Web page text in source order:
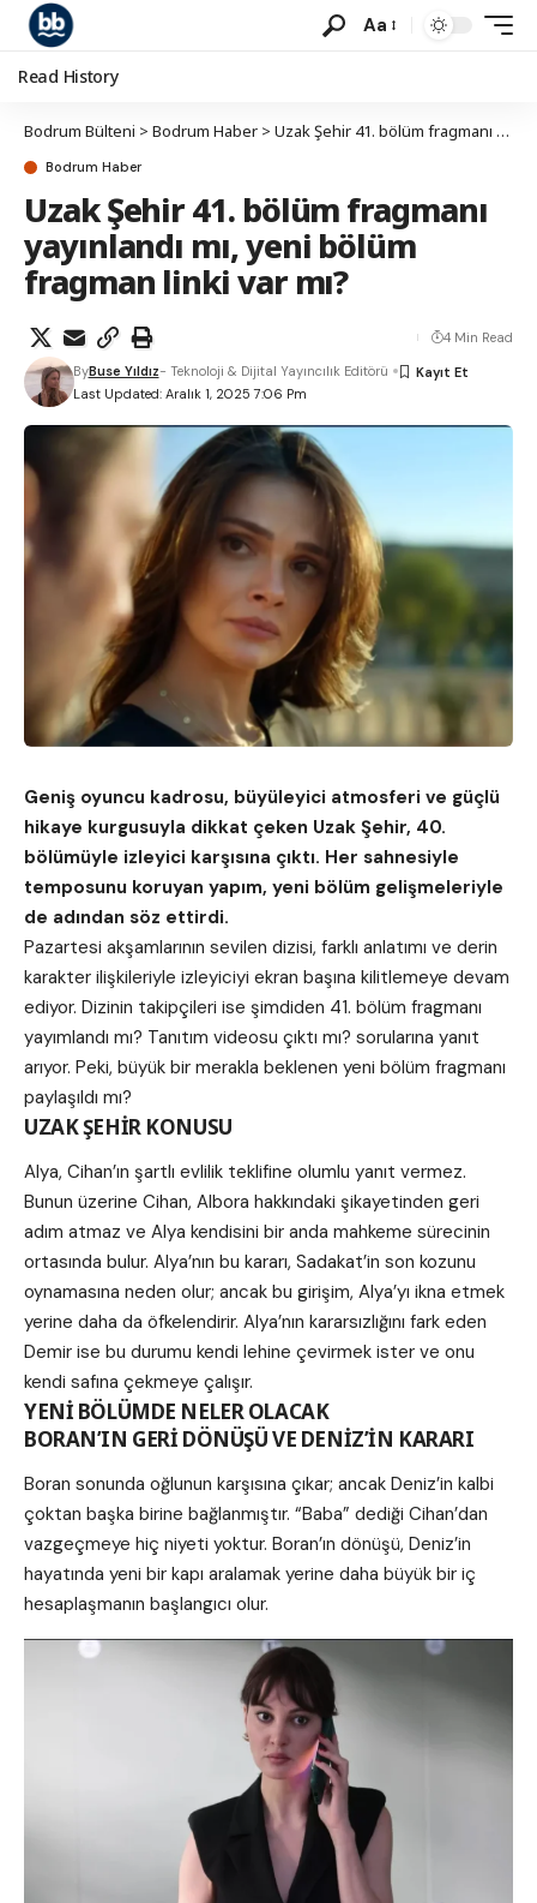
Aa
Read History
Bodrum Bülteni > Bodrum Haber > Uzak Şehir 41. bölüm fragmanı yayınlandı mı, yeni bölüm fragman linki var mı?
Bodrum Haber
Uzak Şehir 41. bölüm fragmanı
yayınlandı mı, yeni bölüm
fragman linki var mı?
Last Updated: Aralık 1, 2025 7:06 Pm
ByBuse Yıldız- Teknoloji & Dijital Yayıncılık Editörü
4 Min Read
Geniş oyuncu kadrosu, büyüleyici atmosferi ve güçlü
hikaye kurgusuyla dikkat çeken Uzak Şehir, 40.
bölümüyle izleyici karşısına çıktı. Her sahnesiyle
temposunu koruyan yapım, yeni bölüm gelişmeleriyle
de adından söz ettirdi.
Pazartesi akşamlarının sevilen dizisi, farklı anlatımı ve derin
karakter ilişkileriyle izleyiciyi ekran başına kilitlemeye devam
ediyor. Dizinin takipçileri ise şimdiden 41. bölüm fragmanı
yayımlandı mı? Tanıtım videosu çıktı mı? sorularına yanıt
arıyor. Peki, büyük bir merakla beklenen yeni bölüm fragmanı
paylaşıldı mı?
UZAK ŞEHİR KONUSU
Alya, Cihan’ın şartlı evlilik teklifine olumlu yanıt vermez.
Bunun üzerine Cihan, Albora hakkındaki şikayetinden geri
adım atmaz ve Alya kendisini bir anda mahkeme sürecinin
ortasında bulur. Alya’nın bu kararı, Sadakat’in son kozunu
oynamasına neden olur; ancak bu girişim, Alya’yı ikna etmek
yerine daha da öfkelendirir. Alya’nın kararsızlığını fark eden
Demir ise bu durumu kendi lehine çevirmek ister ve onu
kendi safına çekmeye çalışır.
YENİ BÖLÜMDE NELER OLACAK
BORAN’IN GERİ DÖNÜŞÜ VE DENİZ’İN KARARI
Boran sonunda oğlunun karşısına çıkar; ancak Deniz’in kalbi
çoktan başka birine bağlanmıştır. “Baba” dediği Cihan’dan
vazgeçmeye hiç niyeti yoktur. Boran’ın dönüşü, Deniz’in
hayatında yeni bir kapı aralamak yerine daha büyük bir iç
hesaplaşmanın başlangıcı olur.